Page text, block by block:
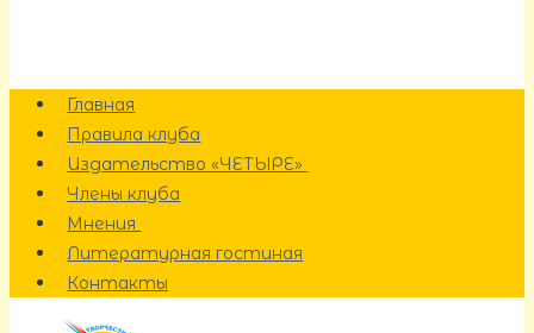
Главная
Правила клуба
Издательство «ЧЕТЫРЕ»
Члены клуба
Мнения
Литературная гостиная
Контакты